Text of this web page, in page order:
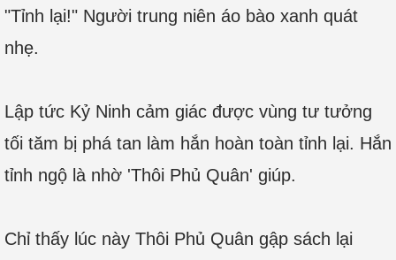
"Tỉnh lại!" Người trung niên áo bào xanh quát
nhẹ.
Lập tức Kỷ Ninh cảm giác được vùng tư tưởng
tối tăm bị phá tan làm hắn hoàn toàn tỉnh lại. Hắn
tỉnh ngộ là nhờ 'Thôi Phủ Quân' giúp.
Chỉ thấy lúc này Thôi Phủ Quân gập sách lại